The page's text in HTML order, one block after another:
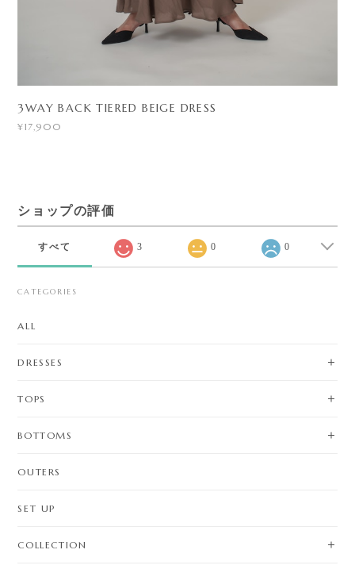
3WAY BACK TIERED BEIGE DRESS
¥17,900
ショップの評価
すべて 3 0 0
CATEGORIES
ALL
DRESSES
TOPS
BOTTOMS
OUTERS
SET UP
COLLECTION